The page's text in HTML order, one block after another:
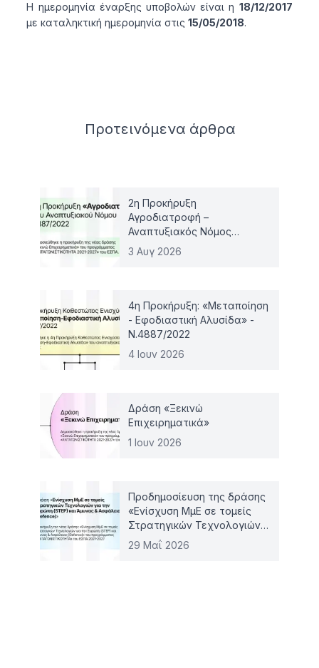
Η ημερομηνία έναρξης υποβολών είναι η 18/12/2017
με καταληκτική ημερομηνία στις15/05/2018.
Προτεινόμενα άρθρα
2η Προκήρυξη
Αγροδιατροφή –
Αναπτυξιακός Νόμος
4887/2022
3 Αυγ 2026
4η Προκήρυξη: «Μεταποίηση
- Εφοδιαστική Αλυσίδα» -
Ν.4887/2022
4 Ιουν 2026
Δράση «Ξεκινώ
Επιχειρηματικά»
1 Ιουν 2026
Προδημοσίευση της δράσης
«Ενίσχυση ΜμΕ σε τομείς
Στρατηγικών Τεχνολογιών
για την Ευρώπη (STEP) και
29 Μαΐ 2026